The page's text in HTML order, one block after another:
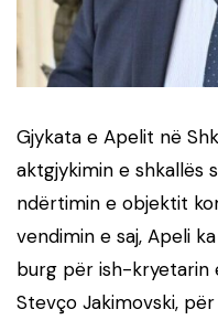
Gjykata e Apelit në
aktgjykimin e shkallës
ndërtimin e objektit
vendimin e saj, Apeli
burg për ish-kryetarin
Stevço Jakimovski,